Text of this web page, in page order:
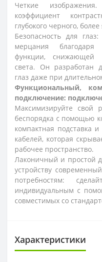
Четкие
коэффициент
глубокого черного,
Безопасность для
мерцания благодаря
функции, снижающей
света. Он разработан
глаз даже при
Функциональный,
подключение:
Максимизируйте свой
беспорядка с помощью
компактная подставка
кабелей, которая
рабочее пространство.
Лаконичный и простой
устройству
потребностям:
индивидуальным с
совместимых со
Характеристики